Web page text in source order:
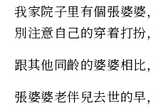
我家院子里有個張婆婆
別注意自己的穿着打扮
跟其他同齡的婆婆相比
張婆婆老伴兒去世的早